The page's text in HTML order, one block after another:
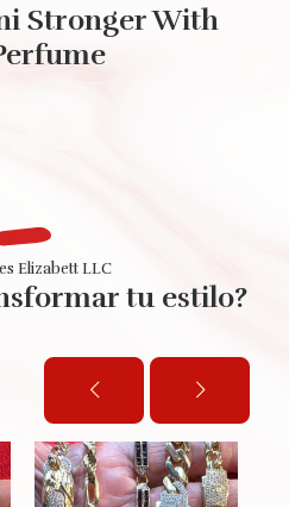
Stronger With
tu estilo?
Elizabett LLC